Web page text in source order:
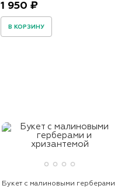
1 950 ₽
В КОРЗИНУ
Букет с малиновыми герберами